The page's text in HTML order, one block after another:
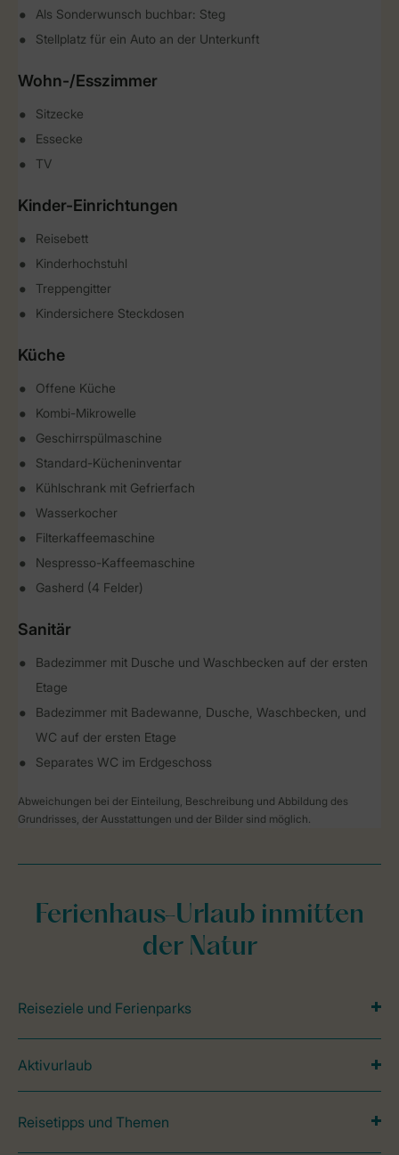
Als Sonderwunsch buchbar: Steg
Stellplatz für ein Auto an der Unterkunft
Wohn-/Esszimmer
Sitzecke
Essecke
TV
Kinder-Einrichtungen
Reisebett
Kinderhochstuhl
Treppengitter
Kindersichere Steckdosen
Küche
Offene Küche
Kombi-Mikrowelle
Geschirrspülmaschine
Standard-Kücheninventar
Kühlschrank mit Gefrierfach
Wasserkocher
Filterkaffeemaschine
Nespresso-Kaffeemaschine
Gasherd (4 Felder)
Sanitär
Badezimmer mit Dusche und Waschbecken auf der ersten
Etage
Badezimmer mit Badewanne, Dusche, Waschbecken, und
WC auf der ersten Etage
Separates WC im Erdgeschoss
Abweichungen bei der Einteilung, Beschreibung und Abbildung des
Grundrisses, der Ausstattungen und der Bilder sind möglich.
Ferienhaus-Urlaub inmitten
der Natur
Reiseziele und Ferienparks
Aktivurlaub
Reisetipps und Themen